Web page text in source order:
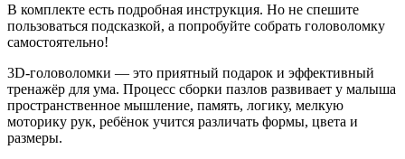
В комплекте есть подробная инструкция. Но не спешите
пользоваться подсказкой, а попробуйте собрать головоломку
самостоятельно!
3D-головоломки — это приятный подарок и эффективный
тренажёр для ума. Процесс сборки пазлов развивает у малыша
пространственное мышление, память, логику, мелкую
моторику рук, ребёнок учится различать формы, цвета и
размеры.